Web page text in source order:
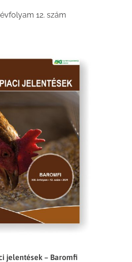
12. szám
jelentések – Baromfi